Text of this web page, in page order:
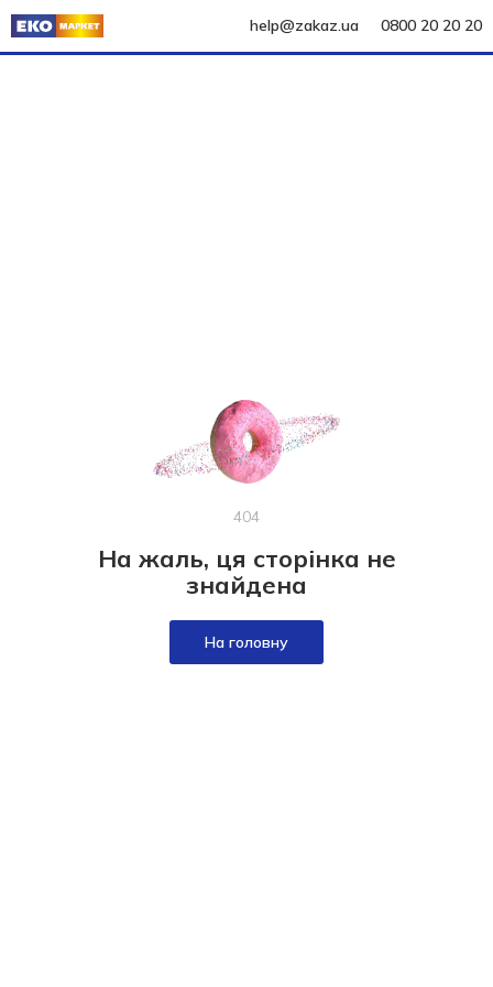
help@zakaz.ua 0800 20 20 20
404
На жаль, ця сторінка не
знайдена
На головну